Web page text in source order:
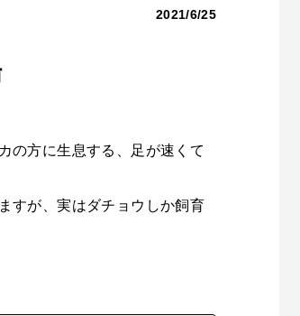
2021/6/25
の方に生息する、足が速くて
すが、実はダチョウしか飼育